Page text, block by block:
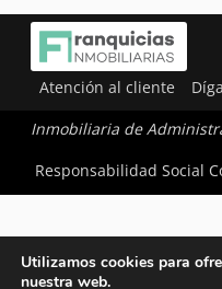
Atención al cliente
Inmobiliaria de
Responsabilidad Social
Utilizamos cookies para
nuestra web.